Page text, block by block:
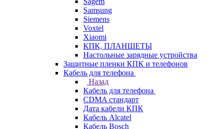
Samsung
Siemens
Voxtel
Xiaomi
КПК, ПЛАНШЕТЫ
Настольные зарядные устройства
Защитные пленки КПК и телефонов
Кабель для телефона
Назад
Кабель для телефона
CDMA стандарт
Дата кабели КПК
Кабель Alcatel
Кабель Bosch